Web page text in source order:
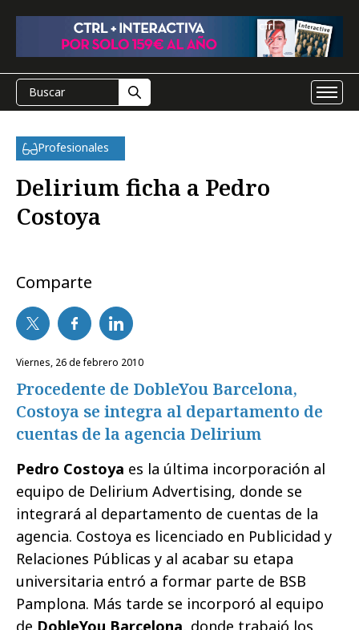
Profesionales
Delirium ficha a Pedro
Costoya
Comparte
viernes, 26 de febrero 2010
Procedente de DobleYou Barcelona,
Costoya se integra al departamento de
cuentas de la agencia Delirium
Pedro Costoya es la última incorporación al
equipo de Delirium Advertising, donde se
integrará al departamento de cuentas de la
agencia. Costoya es licenciado en Publicidad y
Relaciones Públicas y al acabar su etapa
universitaria entró a formar parte de BSB
Pamplona. Más tarde se incorporó al equipo
de DobleYou Barcelona, donde trabajó los